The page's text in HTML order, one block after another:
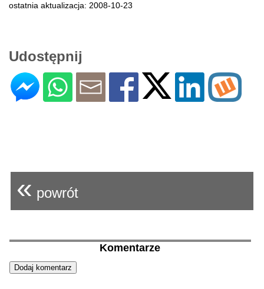
ostatnia aktualizacja: 2008-10-23
Udostępnij
« powrót
Komentarze